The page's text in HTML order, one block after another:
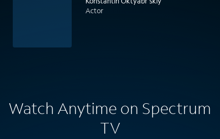
Actor
Watch Anytime on Spectrum
TV